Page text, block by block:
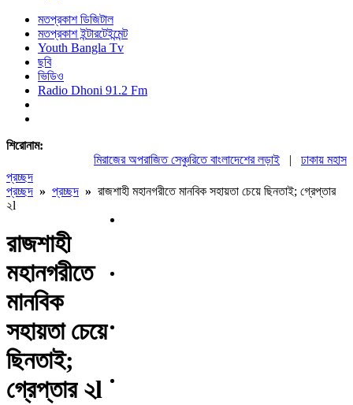
মতপ্রকাশ ডিজিটাল
মতপ্রকাশ ইন্টারটেইন্মেন্ট
Youth Bangla Tv
ছবি
ভিডিও
Radio Dhoni 91.2 Fm
শিরোনাম:
মিরাজের অপরাজিত সেঞ্চুরিতে বাংলাদেশের লড়াই| ঢাকায়
প্রচ্ছদ
প্রচ্ছদ » প্রচ্ছদ » রাজশাহী মহানগরীতে মানবিক সহায়তা চেয়ে ছিনতাই; গ্রেপ্তার
২l
রাজশাহী
মহানগরীতে
মানবিক
সহায়তা চেয়ে
ছিনতাই;
গ্রেপ্তার ২l